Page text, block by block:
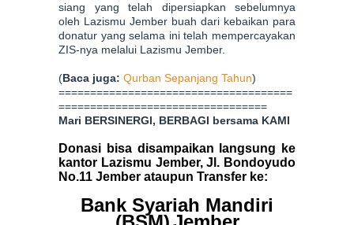
siang yang telah dipersiapkan sebelumnya
oleh Lazismu Jember buah dari kebaikan para
donatur yang selama ini telah mempercayakan
ZIS-nya melalui Lazismu Jember.
(Baca juga: Qurban Sepanjang Tahun)
=====================================
=================================
Mari BERSINERGI, BERBAGI bersama KAMI
Donasi bisa disampaikan langsung ke
kantor Lazismu Jember, Jl. Bondoyudo
No.11 Jember ataupun Transfer ke:
Bank Syariah Mandiri